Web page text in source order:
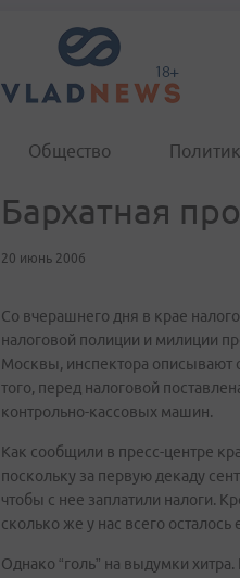
Общество
Бархатная
20 июнь 2006
Со вчерашнего дня в крае
налоговой полиции и милиции
Москвы, инспектора описывают
того, перед налоговой
контрольно-кассовых машин.
Как сообщили в пресс-центре
поскольку за первую декаду
чтобы с нее заплатили налоги.
сколько же у нас всего осталось
Однако “голь” на выдумки